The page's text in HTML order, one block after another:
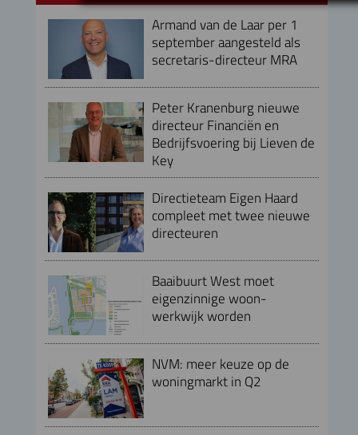
Armand van de Laar per 1
september aangesteld als
secretaris-directeur MRA
Peter Kranenburg nieuwe
directeur Financiën en
Bedrijfsvoering bij Lieven de
Key
Directieteam Eigen Haard
compleet met twee nieuwe
directeuren
Baaibuurt West moet
eigenzinnige woon-
werkwijk worden
NVM: meer keuze op de
woningmarkt in Q2